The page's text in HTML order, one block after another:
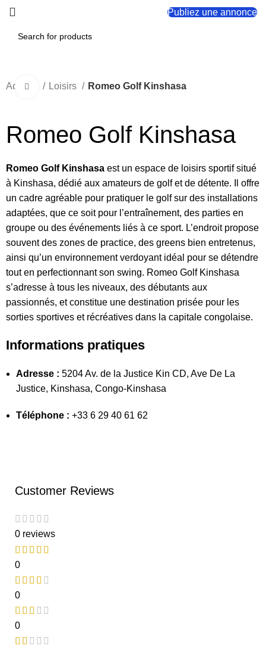
Publiez une annonce
Accueil Loisirs Romeo Golf Kinshasa
Click to enlarge
Romeo Golf Kinshasa
Romeo Golf Kinshasa est un espace de loisirs sportif situé
à Kinshasa, dédié aux amateurs de golf et de détente. Il offre
un cadre agréable pour pratiquer le golf sur des installations
adaptées, que ce soit pour l’entraînement, des parties en
groupe ou des événements liés à ce sport. L’endroit propose
souvent des zones de practice, des greens bien entretenus,
ainsi qu’un environnement verdoyant idéal pour se détendre
tout en perfectionnant son swing. Romeo Golf Kinshasa
s’adresse à tous les niveaux, des débutants aux
passionnés, et constitue une destination prisée pour les
sorties sportives et récréatives dans la capitale congolaise.
Informations pratiques
Adresse : 5204 Av. de la Justice Kin CD, Ave De La
Justice, Kinshasa, Congo-Kinshasa
Téléphone : +33 6 29 40 61 62
Customer Reviews
0 reviews
0
0
0